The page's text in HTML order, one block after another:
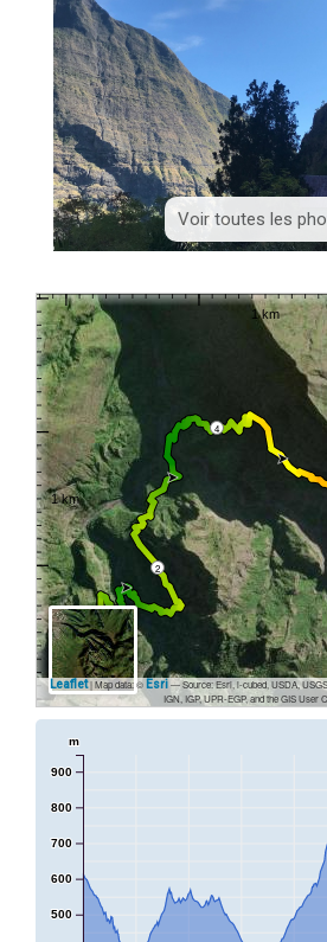
>
Voir toutes les
4
2
Leaflet| Map data: © Esri— Source: Esri, i-cubed, USDA,
IGN, IGP, UPR-EGP, and the GIS User
500
600
700
800
900
m